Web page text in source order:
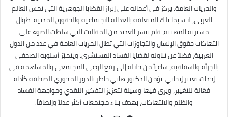
والحريات العامة. يركز في أعماله على إبراز القضايا الجوهرية التي تمس العالم
العربي، لا سيما تلك المتعلقة بالعدالة الاجتماعية والحقوق المدنية. طوال
مسيرته المهنية، قام بنشر العديد من المقالات التي سلطت الضوء على
انتهاكات حقوق الإنسان والتجاوزات التي تطال الحريات العامة في عدد من الدول
العربية، فضلاً عن تناوله لقضايا الفساد المستشري. ويتميّز أسلوبه الصحفي
بالجرأة والشفافية، ساعياً من خلاله إلى رفع الوعي المجتمعي والمساهمة في
إحداث تغيير إيجابي. يؤمن الدكتور هاني خاطر بالدور المحوري للصحافة كأداة
فعّالة للتغيير، ويرى فيها وسيلة لتعزيز التفكير النقدي ومواجهة الفساد
والظلم والانتهاكات، بهدف بناء مجتمعات أكثر عدلاً وإنصافاً.